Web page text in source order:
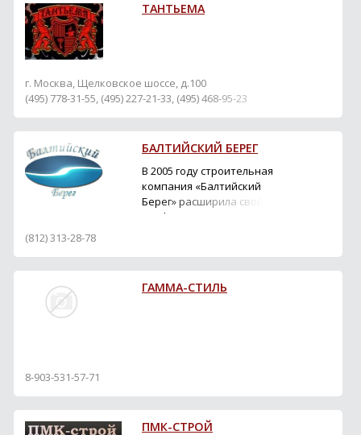
ТАНТЬЕМА
г. Москва, Щелковское шоссе, д.100
(495) 778-31-55, (495) 227-21-33, (495) 468-95-23
БАЛТИЙСКИЙ БЕРЕГ
В 2005 году строительная
компания «Балтийский
Берег» расширила свой
профиль и освоила
ориентируется на
(812) 313-28-78
ГАММА-СТИЛЬ
8-903-531-57-71
ПМК-СТРОЙ